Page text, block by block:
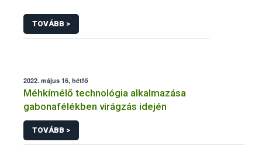
TOVÁBB >
2022. május 16, hétfő
Méhkímélő technológia alkalmazása
gabonafélékben virágzás idején
TOVÁBB >